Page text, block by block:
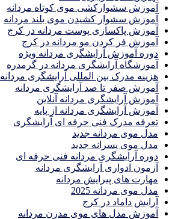
آموزش سشوارکشی موی کوتاه مردانه
آموزش سشوار کشیدن موی بلند مردانه
آموزش پاکسازی پوست مردانه در کرج
آموزش فر کردن مو مردانه در کرج
دوره آموزش آرایشگری مردانه ویژه
آموزشگاه آرایشگری مردانه در گرمدره
هزینه مدرک بین المللی آرایشگری مردانه
آموزش صفر تا صد آرایشگری مردانه
آموزش آرایشگری مردانه آنلاین
آموزش آرایشگری مردانه از پایه
تعرفه مدرک فنی حرفه ای آرایشگری
مدل موی مردانه جدید
مدل موی پسرانه جدید
دوره آرایشگری مردانه فنی حرفه ای
آزمون ادواری آرایشگری مردانه
مهارت های پیرایش مردانه
مدل موی مردانه 2025
آرایش داماد در کرج
آموزش مدل های موی مدرن مردانه